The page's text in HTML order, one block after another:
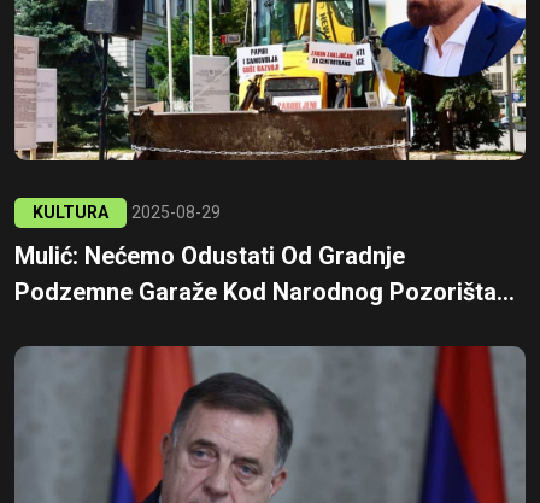
KULTURA 2025-08-29
Mulić: Nećemo Odustati Od Gradnje
Podzemne Garaže Kod Narodnog Pozorišta...